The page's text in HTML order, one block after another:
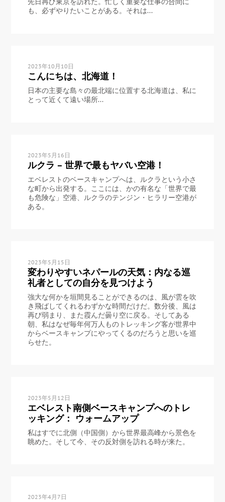
も、必ずやりたいことがある。それは...
2023年10月10日
こんにちは、北海道！
日本の主要な島々の最北端に位置する北海道は、私に
とって近くて遠い場所...
2023年5月16日
ルクラ – 世界で最もヤバい空港！
エベレストのベースキャンプへは、ルクラという小さ
な町から出発する。ここには、かの有名な「世界で最
も危険な」空港、ルクラのテンジン・ヒラリー空港が
ある。
2023年5月15日
変わりやすいネパールの天気：内なる巡
礼者としての自分を見つけよう
強大な何かを垣間見ることができるのは、風が雲を吹
き飛ばしてくれるわずかな時間だけだ。数分後、風は
再び弱まり、また霞んだ曇り空に戻る。そしてある
朝、私はなぜ毎年何万人ものトレッキング客が世界中
からベースキャンプにやってくるのだろうと思いを巡
らせた。
2023年5月12日
エベレスト南側ベースキャンプへのトレ
ッキング： ウォームアップ
私はすでに北側（中国側）から世界最高峰から景色を
眺めた。そして今、その反対側を訪れる時が来た。
2023年4月7日